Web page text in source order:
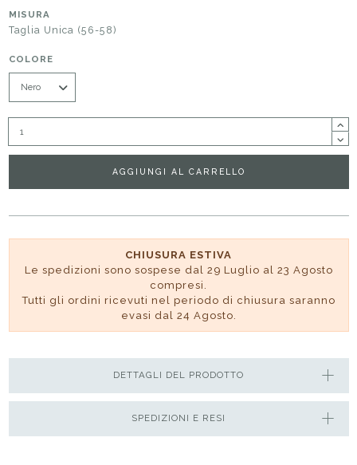
MISURA
Taglia Unica (56-58)
COLORE
AGGIUNGI AL CARRELLO
CHIUSURA ESTIVA
Le spedizioni sono sospese dal 29 Luglio al 23 Agosto
compresi.
Tutti gli ordini ricevuti nel periodo di chiusura saranno
evasi dal 24 Agosto.
SPEDIZIONI E RESI
DETTAGLI DEL PRODOTTO